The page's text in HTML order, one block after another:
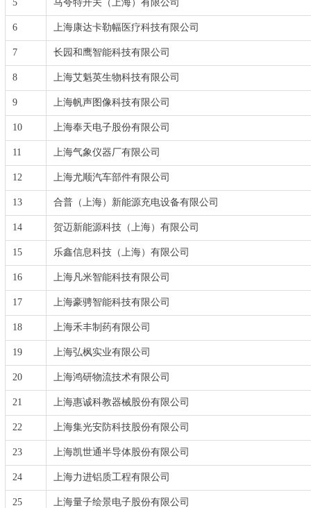
5 马夸特开关（上海）有限公司
6 上海康达卡勒幅医疗科技有限公司
7 长园和鹰智能科技有限公司
8 上海艾魁英生物科技有限公司
9 上海帆声图像科技有限公司
10 上海奉天电子股份有限公司
11 上海气象仪器厂有限公司
12 上海尤顺汽车部件有限公司
13 合普（上海）新能源充电设备有限公司
14 贺迈新能源科技（上海）有限公司
15 乐鑫信息科技（上海）有限公司
16 上海凡米智能科技有限公司
17 上海豪骋智能科技有限公司
18 上海禾丰制药有限公司
19 上海弘枫实业有限公司
20 上海鸿研物流技术有限公司
21 上海惠诚科教器械股份有限公司
22 上海集光安防科技股份有限公司
23 上海凯世通半导体股份有限公司
24 上海力进铝质工程有限公司
25 上海量子绘景电子股份有限公司